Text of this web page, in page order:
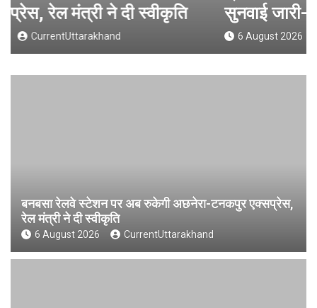
सुनवाई जारी- सीईओ
6 August 2026
बनबसा रेलवे स्टेशन पर अब रुकेगी अछनेरा-टनकपुर एक्सप्रेस,
रेल मंत्री ने दी स्वीकृति
6 August 2026 CurrentUttarakhand